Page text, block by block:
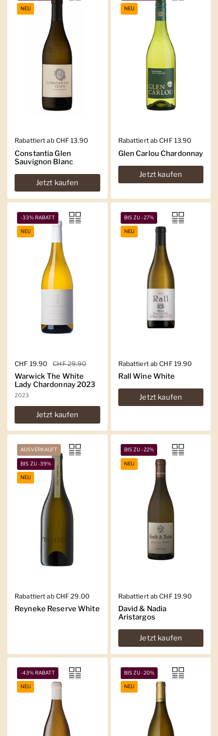
Regulärer Preis
Rabattiert ab CHF 13.90
Constantia Glen
Sauvignon Blanc
Jetzt kaufen
NEU
Regulärer Preis
Rabattiert ab CHF 13.90
Glen Carlou Chardonnay
Jetzt kaufen
NEU
Regulärer Preis
CHF 19.90 Sale-Preis
CHF 29.90
Warwick The White
Lady Chardonnay 2023
2023
Jetzt kaufen
-33% RABATT
NEU
Regulärer Preis
Rabattiert ab CHF 19.90
Rall Wine White
Jetzt kaufen
BIS ZU -27%
NEU
Regulärer Preis
Rabattiert ab CHF 29.00
Reyneke Reserve White
AUSVERKAUFT
BIS ZU -39%
NEU
Regulärer Preis
Rabattiert ab CHF 19.90
David & Nadia
Aristargos
Jetzt kaufen
BIS ZU -22%
NEU
-43% RABATT
NEU
BIS ZU -20%
NEU